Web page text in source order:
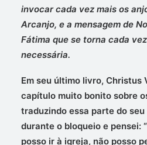
invocar cada vez mais os
Arcanjo, e a mensagem de
Fátima que se torna cada
necessária.
Em seu último livro, Christus
capítulo muito bonito sobre
traduzindo essa parte do
durante o bloqueio e pensei:
posso ir à igreja, não posso